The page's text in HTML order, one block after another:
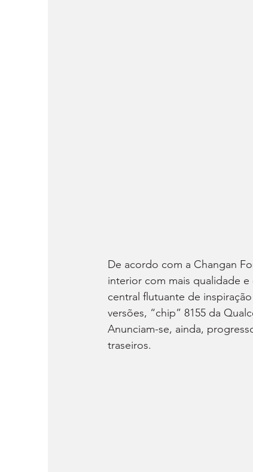
De acordo com a Changan
interior com mais qualidade
central flutuante de
versões, “chip” 8155 da
Anunciam-se, ainda,
traseiros.